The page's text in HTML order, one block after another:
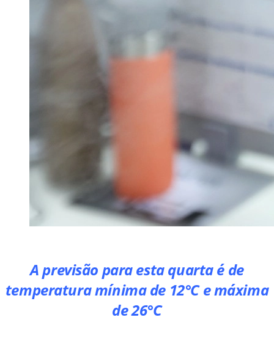
A previsão para esta quarta é de
temperatura mínima de 12°C e máxima
de 26°C